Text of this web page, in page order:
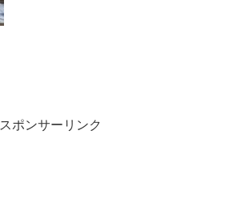
スポンサーリンク